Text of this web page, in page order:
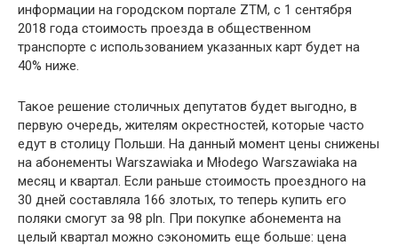
информации на городском портале ZTM, с 1 сентября
2018 года стоимость проезда в общественном
транспорте с использованием указанных карт будет на
40% ниже.
Такое решение столичных депутатов будет выгодно, в
первую очередь, жителям окрестностей, которые часто
едут в столицу Польши. На данный момент цены снижены
на абонементы Warszawiaka и Młodego Warszawiaka на
месяц и квартал. Если раньше стоимость проездного на
30 дней составляла 166 злотых, то теперь купить его
поляки смогут за 98 pln. При покупке абонемента на
целый квартал можно сэкономить еще больше: цена